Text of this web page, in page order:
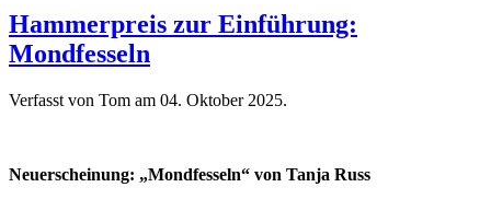
Hammerpreis zur Einführung:
Mondfesseln
Verfasst von Tom am 04. Oktober 2025.
Neuerscheinung: „Mondfesseln“ von Tanja Russ